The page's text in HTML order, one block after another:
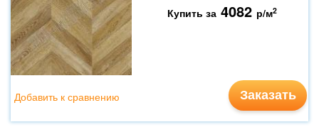
Купить за 4082 р/м2
Заказать
Добавить к сравнению